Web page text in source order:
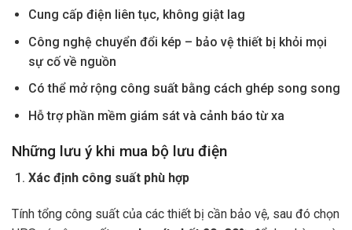
Cung cấp điện liên tục, không giật lag
Công nghệ chuyển đổi kép – bảo vệ thiết bị khỏi mọi
sự cố về nguồn
Có thể mở rộng công suất bằng cách ghép song song
Hỗ trợ phần mềm giám sát và cảnh báo từ xa
Những lưu ý khi mua bộ lưu điện
Xác định công suất phù hợp
Tính tổng công suất của các thiết bị cần bảo vệ, sau đó chọn